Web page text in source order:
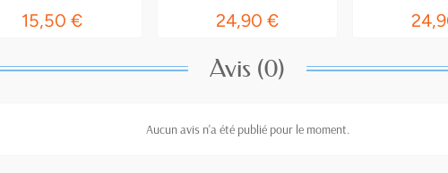
15,50 € 24,90 €
Avis (0)
Aucun avis n'a été publié pour le moment.